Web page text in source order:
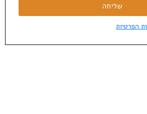
הפרטיות
שליחה